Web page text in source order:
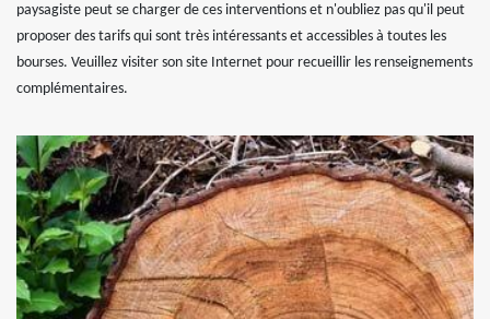
paysagiste peut se charger de ces interventions et n'oubliez pas qu'il peut
proposer des tarifs qui sont très intéressants et accessibles à toutes les
bourses. Veuillez visiter son site Internet pour recueillir les renseignements
complémentaires.